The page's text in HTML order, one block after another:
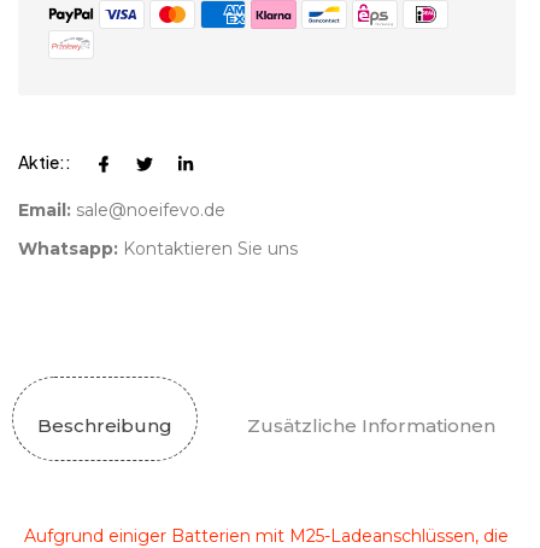
Aktie::
Email: sale@noeifevo.de
Whatsapp: Kontaktieren Sie uns
Beschreibung Zusätzliche Informationen
Aufgrund einiger Batterien mit M25-Ladeanschlüssen, die